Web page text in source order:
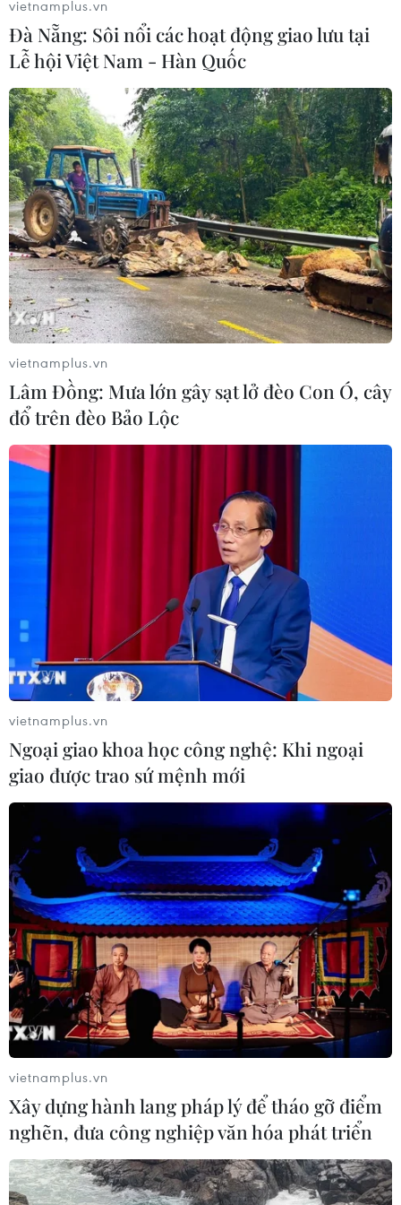
11/01/2022 23:09
Ngày 11/1, Yên Bái ghi nhận thêm 101 ca mắc mới
COVID-19, trong đó có 48 trường hợp phát hiện qua lấy
mẫu giám sát tại Công ty Thỏ Nipponzoki Việt Nam.
Ngăn 'vết dầu loang' COVID-19 trên địa
bàn Thủ đô Hà Nội
12/01/2022 00:16
Chỉ trong thời gian ngắn, từ chỗ vài chục ca F0 mỗi
ngày, nay đã lên tới gần 3.000 ca và thành phố Hà Nội
đang lên phương án đáp ứng cho 100.000 ca COVID-
vietnamplus.vn
Đà Nẵng: Sôi nổi các hoạt động giao lưu tại
Lễ hội Việt Nam - Hàn Quốc
vietnamplus.vn
Lâm Đồng: Mưa lớn gây sạt lở đèo Con Ó, cây
đổ trên đèo Bảo Lộc
vietnamplus.vn
Ngoại giao khoa học công nghệ: Khi ngoại
giao được trao sứ mệnh mới
vietnamplus.vn
Xây dựng hành lang pháp lý để tháo gỡ điểm
nghẽn, đưa công nghiệp văn hóa phát triển